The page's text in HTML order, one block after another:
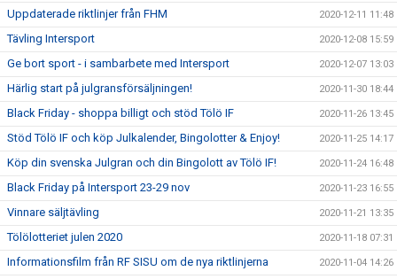
Uppdaterade riktlinjer från FHM 2020-12-11 11:48
Tävling Intersport 2020-12-08 15:59
Ge bort sport - i sambarbete med Intersport 2020-12-07 13:03
Härlig start på julgransförsäljningen! 2020-11-30 18:44
Black Friday - shoppa billigt och stöd Tölö IF 2020-11-26 13:45
Stöd Tölö IF och köp Julkalender, Bingolotter & Enjoy! 2020-11-25 14:17
Köp din svenska Julgran och din Bingolott av Tölö IF! 2020-11-24 16:48
Black Friday på Intersport 23-29 nov 2020-11-23 16:55
Vinnare säljtävling 2020-11-21 13:35
Tölölotteriet julen 2020 2020-11-18 07:31
Informationsfilm från RF SISU om de nya riktlinjerna 2020-11-04 14:26